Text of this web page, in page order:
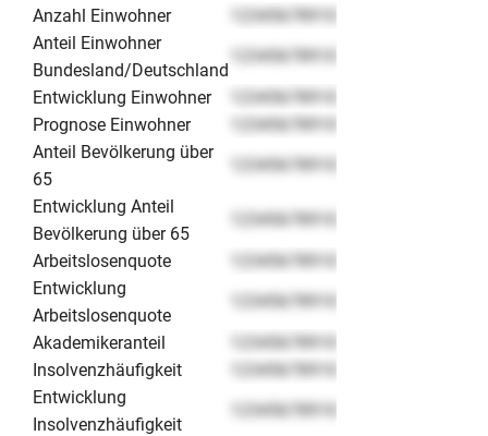
Anzahl Einwohner
12345678910
Anteil Einwohner
Bundesland/Deutschland
12345678910
Entwicklung Einwohner
12345678910
Prognose Einwohner
12345678910
Anteil Bevölkerung über
65
12345678910
Entwicklung Anteil
Bevölkerung über 65
12345678910
Arbeitslosenquote
12345678910
Entwicklung
Arbeitslosenquote
12345678910
Akademikeranteil
12345678910
Insolvenzhäufigkeit
12345678910
Entwicklung
Insolvenzhäufigkeit
12345678910